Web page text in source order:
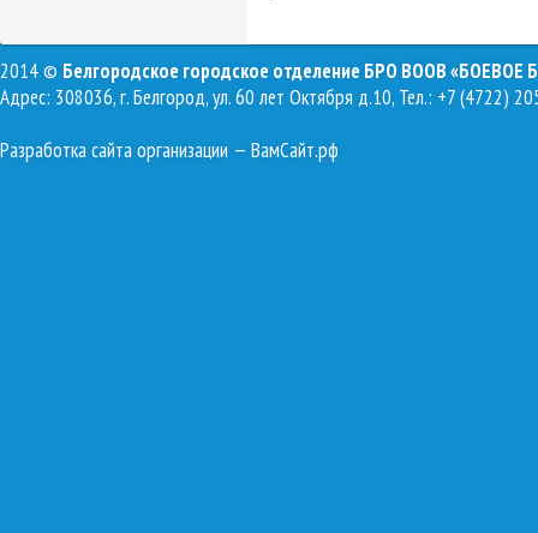
2014 © Белгородское городское отделение БРО ВООВ «БОЕВОЕ
Адрес: 308036, г. Белгород, ул. 60 лет Октября д.10, Тел.: +7 (4722)
Разработка сайта организации — ВамСайт.рф